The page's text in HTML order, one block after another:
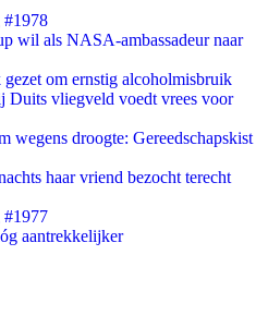
#1978
wil als NASA-ambassadeur naar
om ernstig alcoholmisbruik
Duits vliegveld voedt vrees voor
wegens droogte: Gereedschapskist
haar vriend bezocht terecht
#1977
aantrekkelijker